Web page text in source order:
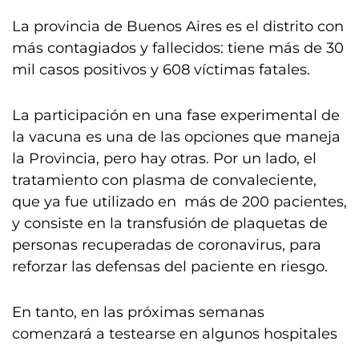
La provincia de Buenos Aires es el distrito con
más contagiados y fallecidos: tiene más de 30
mil casos positivos y 608 víctimas fatales.
La participación en una fase experimental de
la vacuna es una de las opciones que maneja
la Provincia, pero hay otras. Por un lado, el
tratamiento con plasma de convaleciente,
que ya fue utilizado en más de 200 pacientes,
y consiste en la transfusión de plaquetas de
personas recuperadas de coronavirus, para
reforzar las defensas del paciente en riesgo.
En tanto, en las próximas semanas
comenzará a testearse en algunos hospitales